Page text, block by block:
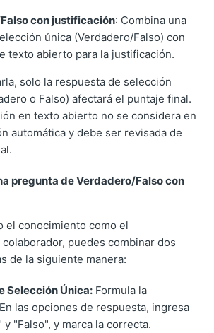
con justificación: Combina una
única (Verdadero/Falso) con
texto abierto para la justificación.
solo la respuesta de selección
o Falso) afectará el puntaje final.
en texto abierto no se considera en
automática y debe ser revisada de
pregunta de Verdadero/Falso con
el conocimiento como el
puedes combinar dos
de la siguiente manera:
Selección Única: Formula la
las opciones de respuesta, ingresa
y "Falso", y marca la correcta.